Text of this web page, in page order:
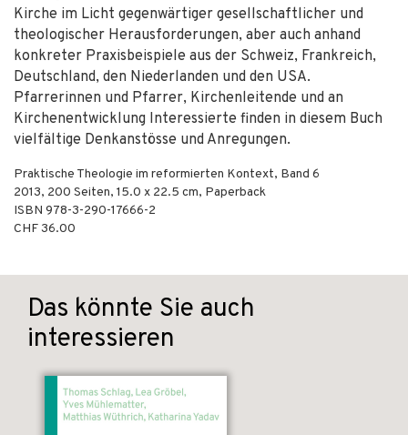
Kirche im Licht gegenwärtiger gesellschaftlicher und
theologischer Herausforderungen, aber auch anhand
konkreter Praxisbeispiele aus der Schweiz, Frankreich,
Deutschland, den Niederlanden und den USA.
Pfarrerinnen und Pfarrer, Kirchenleitende und an
Kirchenentwicklung Interessierte finden in diesem Buch
vielfältige Denkanstösse und Anregungen.
Praktische Theologie im reformierten Kontext, Band 6
2013, 200 Seiten, 15.0 x 22.5 cm, Paperback
ISBN 978-3-290-17666-2
CHF 36.00
Das könnte Sie auch
interessieren